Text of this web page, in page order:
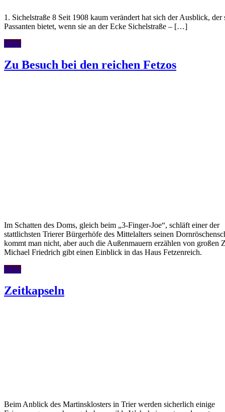
1. Sichelstraße 8 Seit 1908 kaum verändert hat sich der Ausblick, der
Passanten bietet, wenn sie an der Ecke Sichelstraße – […]
Mehr
Zu Besuch bei den reichen Fetzos
Im Schatten des Doms, gleich beim „3-Finger-Joe“, schläft einer der
stattlichsten Trierer Bürgerhöfe des Mittelalters seinen
kommt man nicht, aber auch die Außenmauern erzählen von großen
Michael Friedrich gibt einen Einblick in das Haus Fetzenreich.
Mehr
Zeitkapseln
Beim Anblick des Martinsklosters in Trier werden sicherlich einige